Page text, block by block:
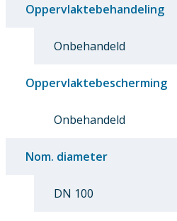
Oppervlaktebehandeling
Onbehandeld
Oppervlaktebescherming
Onbehandeld
Nom. diameter
DN 100